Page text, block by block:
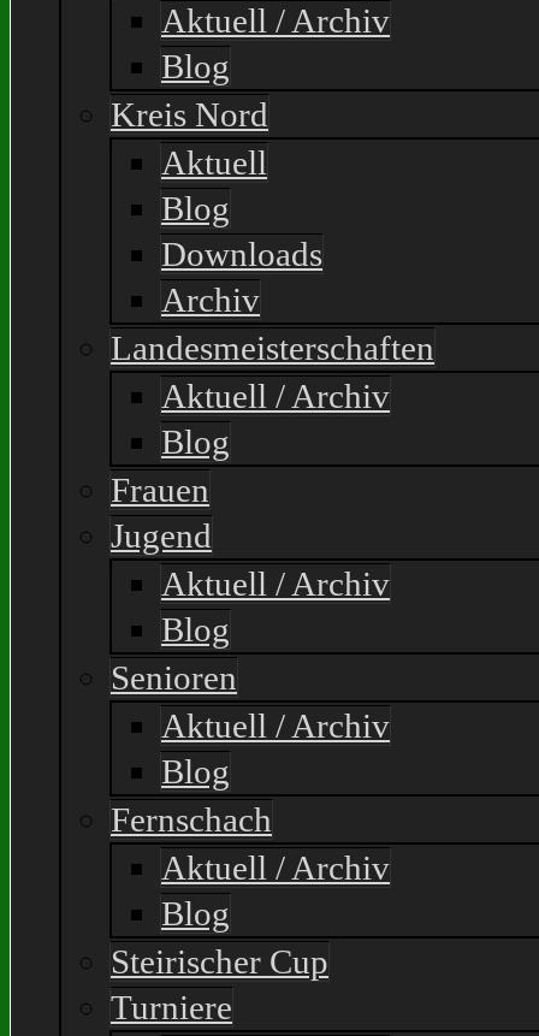
Aktuell / Archiv
Blog
Kreis Nord
Aktuell
Blog
Downloads
Archiv
Landesmeisterschaften
Aktuell / Archiv
Blog
Frauen
Jugend
Aktuell / Archiv
Blog
Senioren
Aktuell / Archiv
Blog
Fernschach
Aktuell / Archiv
Blog
Steirischer Cup
Turniere